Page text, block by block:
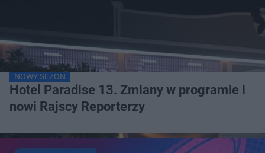
NOWY SEZON
Hotel Paradise 13. Zmiany w programie i
nowi Rajscy Reporterzy